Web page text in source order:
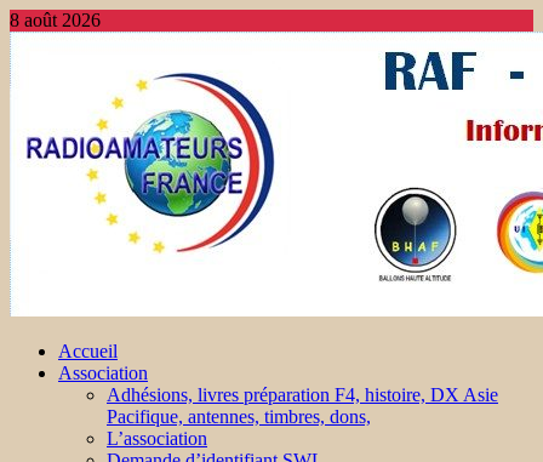
8 août 2026
Accueil
Association
Adhésions, livres préparation F4, histoire, DX Asie
Pacifique, antennes, timbres, dons,
L’association